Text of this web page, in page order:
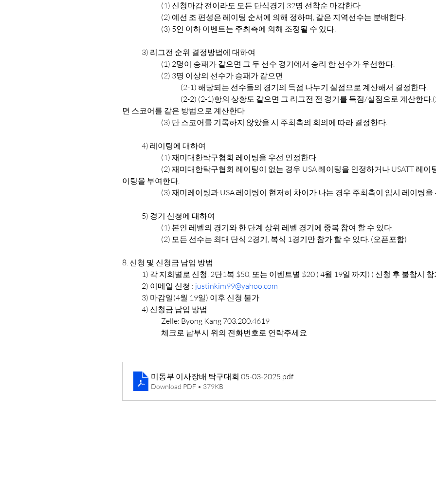
		(1)
신청마감 전이라도 모든 단식경기 32명 선착순 마감한다.
		(2)
예선 조 편성은 레이팅 순서에 의해 정하며, 같은 지역선수는 분배한다.
		(3)
5인 이하 이벤트는 주최측에 의해 조정될 수 있다.
	3)
리그전 순위 결정방법에 대하여
		(1)
2명이 승패가 같으면 그 두 선수 경기에서 승리 한 선수가 우선한다.
		(2)
3명 이상의 선수가 승패가 같으면
			(2-1) 해당되는 선수들의 경기의 득점 나누기 실점으로 계산해서 결정한다.
면 스코어를 같은 방법으로 계산한다
		(3)
단 스코어를 기록하지 않았을 시 주최측의 회의에 따라 결정한다.
	4)
레이팅에 대하여
		(1)
재미대한탁구협회 레이팅을 우선 인정한다.
		(2)
재미대한탁구협회 레이팅이 없는 경우 USA 레이팅을 인정하거나 USATT 레이
이팅을 부여한다.
		(3)
재미레이팅과 USA 레이팅이 현저히 차이가 나는 경우 주최측이 임시 레이팅을
	5)
경기 신청에 대하여
		(1)
본인 레벨의 경기와 한 단계 상위 레벨 경기에 중복 참여 할 수 있다.
		(2)
모든 선수는 최대 단식 2경기, 복식 1경기만 참가 할 수 있다. (오픈포함)
8. 신청 및 신청금 납입 방법
	1)
각 지회별로 신청. 2단1복 $50, 또는 이벤트별 $20 ( 4월 19일 까지) ( 신청 후 불참시
	2)
이메일 신청 : justinkim99@yahoo.com
	3)
마감일(4월 19일) 이후 신청 불가
	4)
신청금 납입 방법
		Zelle: Byong Kang 703.200.4619
		체크로 납부시 위의 전화번호로 연락주세요
미동부 이사장배 탁구대회 05-03-2025.pdf
Download PDF • 379KB